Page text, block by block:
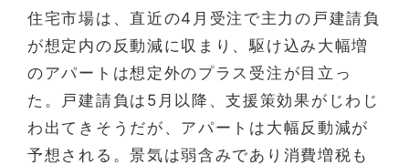
住宅市場は、直近の4月受注で主力の戸建請負
が想定内の反動減に収まり、駆け込み大幅増
のアパートは想定外のプラス受注が目立っ
た。戸建請負は5月以降、支援策効果がじわじ
わ出てきそうだが、アパートは大幅反動減が
予想される。景気は弱含みであり消費増税も